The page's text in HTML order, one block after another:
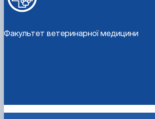
Факультет ветеринарної медицини